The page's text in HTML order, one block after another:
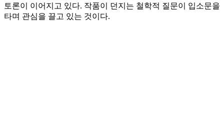
토론이 이어지고 있다. 작품이 던지는 철학적 질문이 입소문을
타며 관심을 끌고 있는 것이다.